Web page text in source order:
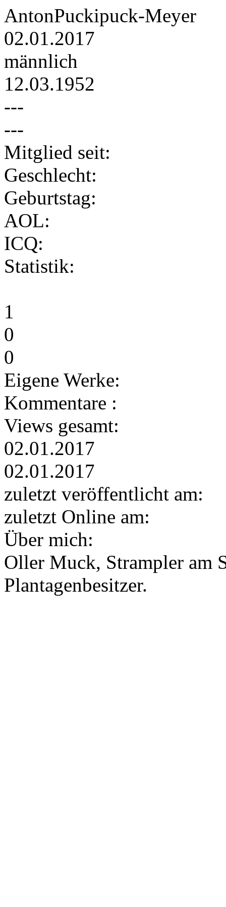
AntonPuckipuck-Meyer
02.01.2017
männlich
12.03.1952
---
---
Mitglied seit:
Geschlecht:
Geburtstag:
AOL:
ICQ:
Statistik:
1
0
0
Eigene Werke:
Kommentare :
Views gesamt:
02.01.2017
02.01.2017
zuletzt veröffentlicht am:
zuletzt Online am:
Über mich:
Oller Muck, Strampler am
Plantagenbesitzer.